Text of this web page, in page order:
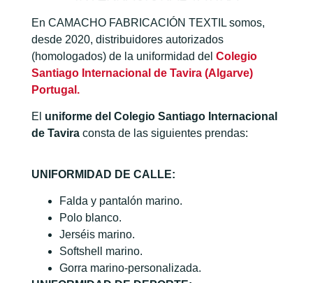
En CAMACHO FABRICACIÓN TEXTIL somos,
desde 2020, distribuidores autorizados
(homologados) de la uniformidad del Colegio
Santiago Internacional de Tavira (Algarve)
Portugal.
El uniforme del Colegio Santiago Internacional
de Taviraconsta de las siguientes prendas:
UNIFORMIDAD DE CALLE:
Falda y pantalón marino.
Polo blanco.
Jerséis marino.
Softshell marino.
Gorra marino-personalizada.